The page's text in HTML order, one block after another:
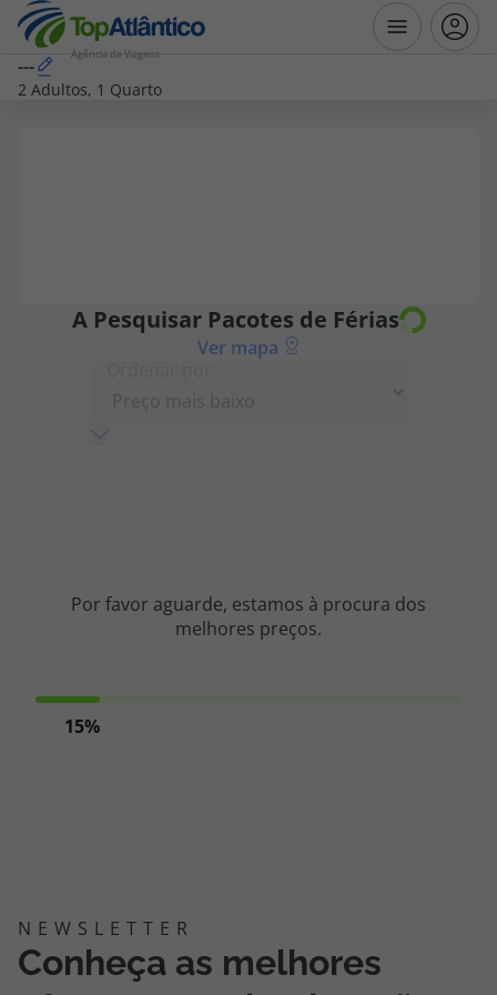
Agência de Viagens
Voos + Hotel
Pacotes de Férias
Promoções
Cheque Viagem
Área de Cliente
---
2 Adultos, 1 Quarto
A Pesquisar Pacotes de Férias
Ver mapa
Por favor aguarde, estamos à procura dos
melhores preços.
15%
Conheça as melhores